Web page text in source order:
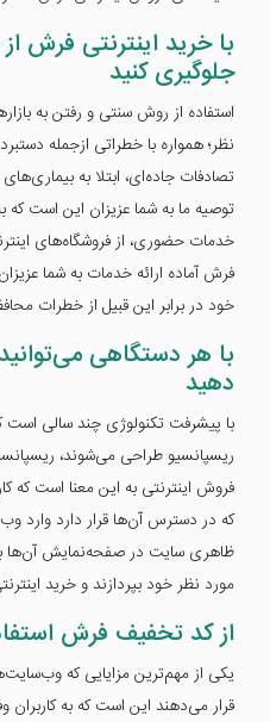
با خرید اینترنتی فرش
جلوگیری کنید
استفاده از روش سنتی و رفتن به
نظر؛ همواره با خطراتی ازجمله
تصادفات جاده‌ای، ابتلا به
توصیه ما به شما عزیزان این است که
خدمات حضوری، از فروشگاه‌های
فرش آماده ارائه خدمات به شما
خود در برابر این قبیل از خطرات
با هر دستگاهی
دهید
با پیشرفت تکنولوژی چند سالی است
ریسپانسیو طراحی می‌شوند،
فروش اینترنتی به این معنا است که
که در دسترس آن‌ها قرار دارد وارد
ظاهری سایت در صفحه‌نمایش
مورد نظر خود بپردازند و خرید
از کد تخفیف فرش
یکی از مهم‌ترین مزایایی که
قرار می‌دهند این است که به